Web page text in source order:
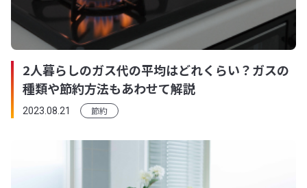
2人暮らしのガス代の平均はどれくらい？ガスの
種類や節約方法もあわせて解説
2023.08.21 節約